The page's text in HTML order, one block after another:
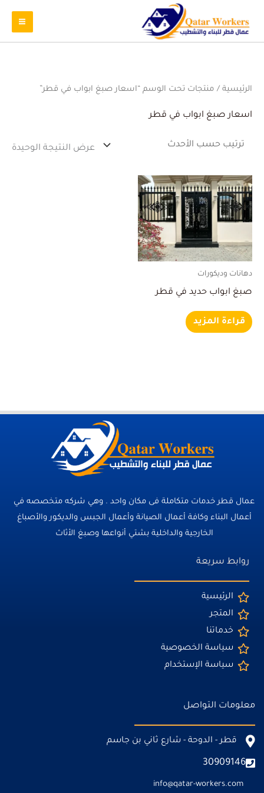
الرئيسية / منتجات تحت الوسم “اسعار صبغ ابواب في قطر”
اسعار صبغ ابواب في قطر
عرض النتيجة الوحيدة
دهانات وديكورات
صبغ ابواب حديد في قطر
قراءة المزيد
عمال قطر خدمات متكاملة فى مكان واحد . وهي شركه متخصصه في
أعمال البناء وكافة أعمال الصيانة وأعمال الجبس والديكور والأصباغ
الخارجية والداخلية بشتي أنواعها وصبغ الأثاث
روابط سريعة
الرئيسية
المتجر
خدماتنا
سياسة الخصوصية
سياسة الإستخدام
معلومات التواصل
قطر - الدوحة - شارع ثاني بن جاسم
30909146
info@qatar-workers.com